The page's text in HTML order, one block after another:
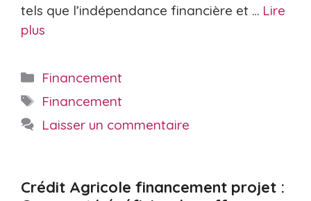
tels que l’indépendance financière et … Lire
plus
Catégories
Financement
Étiquettes
Financement
Laisser un commentaire
Crédit Agricole financement projet :